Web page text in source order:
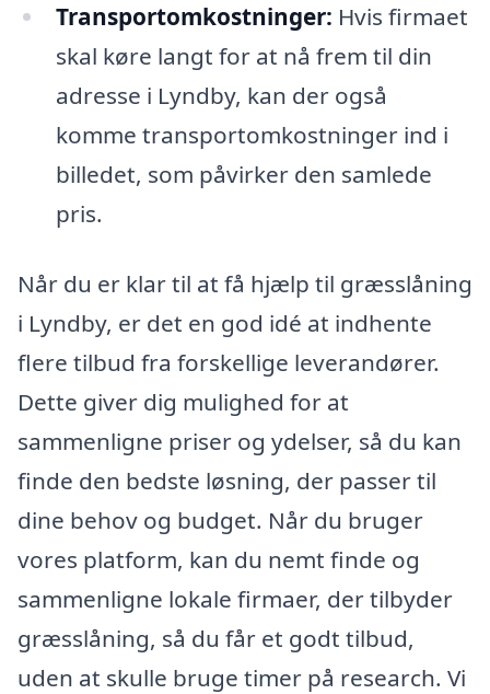
Transportomkostninger: Hvis firmaet
skal køre langt for at nå frem til din
adresse i Lyndby, kan der også
komme transportomkostninger ind i
billedet, som påvirker den samlede
pris.
Når du er klar til at få hjælp til græsslåning
i Lyndby, er det en god idé at indhente
flere tilbud fra forskellige leverandører.
Dette giver dig mulighed for at
sammenligne priser og ydelser, så du kan
finde den bedste løsning, der passer til
dine behov og budget. Når du bruger
vores platform, kan du nemt finde og
sammenligne lokale firmaer, der tilbyder
græsslåning, så du får et godt tilbud,
uden at skulle bruge timer på research. Vi